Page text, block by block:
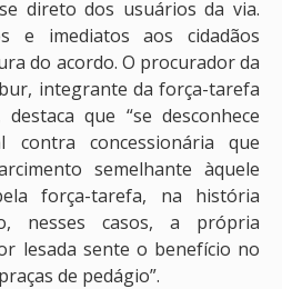
direto dos usuários da via.
e imediatos aos cidadãos
do acordo. O procurador da
integrante da força-tarefa
que “se desconhece
contra concessionária que
semelhante àquele
força-tarefa, na história
nesses casos, a própria
lesada sente o benefício no
de pedágio”.